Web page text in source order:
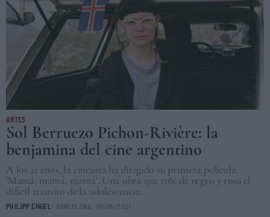
ARTES
Sol Berruezo Pichon-Rivière: la
benjamina del cine argentino
A los 21 años, la cineasta ha dirigido su primera película,
'Mamá, mamá, mamá'. Una obra que tiñe de negro y rosa el
difícil tránsito de la adolescencia.
PHILIPP ENGEL BARCELONA 09/05/2021